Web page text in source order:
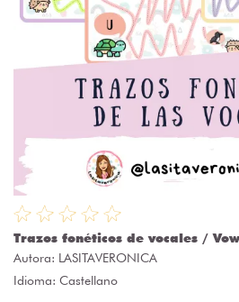
Trazos fonéticos de vocales /
Autora: LASITAVERONICA
Idioma: Castellano